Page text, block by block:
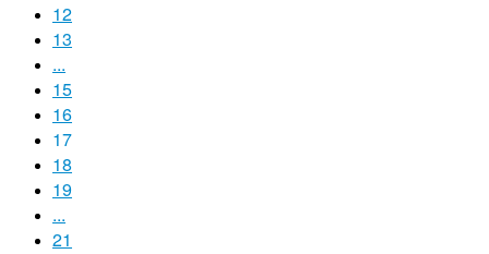
12
13
...
15
16
17
18
19
...
21